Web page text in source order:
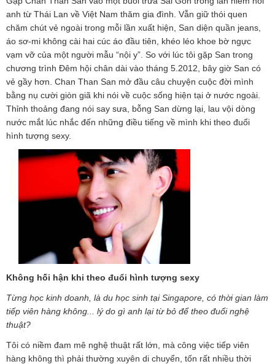
n
anh từ Thái Lan về Việt Nam thăm gia đình. Vẫn giữ thói quen
chăm chút vẻ ngoài trong mỗi lần xuất hiện, San diện quần jeans,
áo sơ-mi không cài hai cúc áo đầu tiên, khéo léo khoe bờ ngực
vạm vỡ của một người mẫu “nội y”. So với lúc tôi gặp San trong
chương trình Đêm hội chân dài vào tháng 5.2012, bây giờ San có
vẻ gầy hơn. Chan Than San mở đầu câu chuyện cuộc đời mình
bằng nụ cười giòn giã khi nói về cuộc sống hiện tại ở nước ngoài.
Thỉnh thoảng đang nói say sưa, bỗng San dừng lại, lau vội dòng
nước mắt lúc nhắc đến những điều tiếng về mình khi theo đuổi
hình tượng sexy.
Không hối hận khi theo đuổi hình tượng sexy
Từng học kinh doanh, là du học sinh tại Singapore, có thời gian làm
tiếp viên hàng không... lý do gì anh lại từ bỏ để theo đuổi nghệ
thuật?
Tôi có niềm đam mê nghệ thuật rất lớn, mà công việc tiếp viên
hàng không thì phải thường xuyên di chuyển, tốn rất nhiều thời